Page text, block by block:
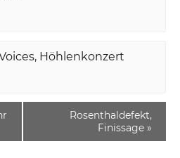
Höhlenkonzert
Rosenthaldefekt,
Finissage »